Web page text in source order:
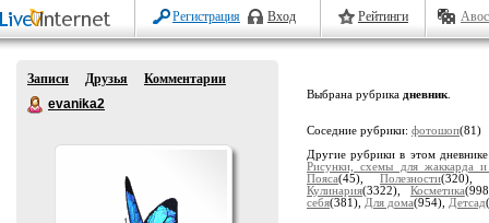
Регистрация Вход Рейтинги
Записи Друзья
Комментарии
evanika2
Выбрана рубрика дневник
Соседние рубрики: фотошоп(81)
Другие рубрики в этом
Рисунки, схемы для жаккарда
Пояса(45), Полезности(320),
Кулинария(3322), Косметика
себя(381), Для дома(954), Детсад